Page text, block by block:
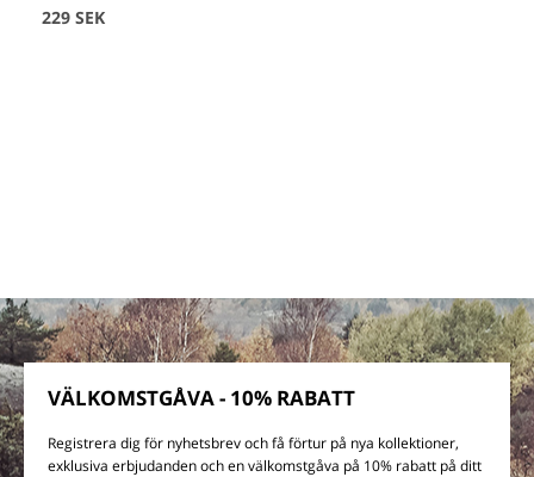
229 SEK
VÄLKOMSTGÅVA - 10% RABATT
Registrera dig för nyhetsbrev och få förtur på nya kollektioner,
exklusiva erbjudanden och en välkomstgåva på 10% rabatt på ditt